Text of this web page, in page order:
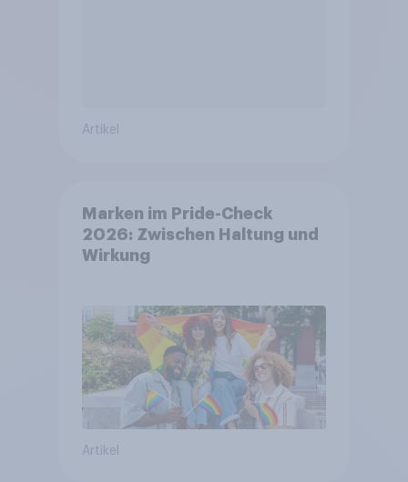
Artikel
Marken im Pride-Check
2026: Zwischen Haltung und
Wirkung
Artikel